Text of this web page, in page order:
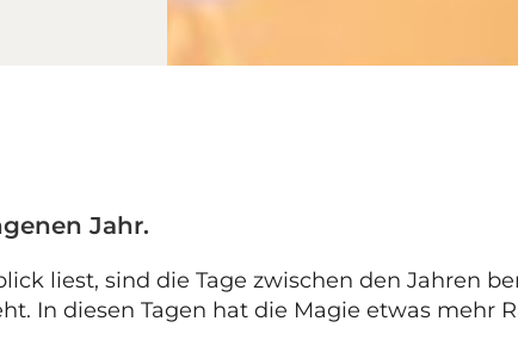
Jahr.
liest, sind die Tage zwischen den Jahren
In diesen Tagen hat die Magie etwas mehr